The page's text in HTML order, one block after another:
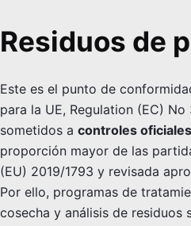
Residuos de
Este es el punto de
para la UE, Regulation (EC)
sometidos a controles
proporción mayor de las
(EU) 2019/1793 y revisada
Por ello, programas de
cosecha y análisis de residuos